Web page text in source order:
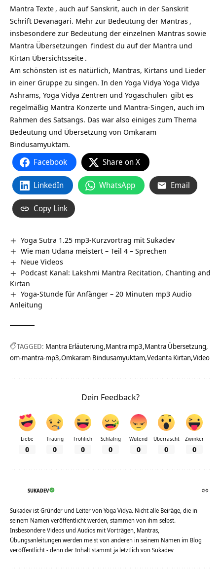
Mantra Texte , auch auf Sanskrit, auch in der Sanskrit
Schrift Devanagari. Mehr zur Bedeutung der Mantras ,
insbesondere zur Bedeutung der einzelnen Mantras sowie
Mantra Übersetzungen findest du aufder Mantra und
Kirtan Übersichtsseite .
Am schönsten ist es natürlich, Mantras, Kirtans und Lieder
in einer Gruppe zu singen. In den Yoga Vidya Yoga Vidya
Ashrams, Yoga Vidya Zentren und Yogaschulen gibt es
regelmäßig Mantra Konzerte und Mantra-Singen, auch im
Rahmen des Satsangs. Das war also einiges zum Thema
Bedeutung und Übersetzung von Omkaram
Bindusamyuktam.
Facebook Share on X
LinkedIn WhatsApp Email
Copy Link
Yoga Sutra 1.25 mp3-Kurzvortrag mit Sukadev
Wie man Udana meistert – Teil 4 – Sprechen
Neue Videos
Podcast Kanal: Lakshmi Mantra Recitation, Chanting and
Kirtan
Yoga-Stunde für Anfänger – 20 Minuten mp3 Audio
Anleitung
TAGGED: Mantra Erläuterung Mantra mp3 Mantra Übersetzung
om-mantra-mp3 Omkaram Bindusamyuktam Vedanta Kirtan Video
Dein Feedback?
Liebe
0
Traurig
0
Fröhlich
0
Schläfrig
0
Wütend
0
Überrascht
0
Zwinker
0
SUKADEV
Sukadev ist Gründer und Leiter von Yoga Vidya. Nicht alle Beiräge, die in
seinem Namen veröffentlicht werden, stammen von ihm selbst.
Insbesondere Videos und Audios mit Vorträgen, Mantras,
Übungsanleitungen werden meist von anderen in seinem Namen im Blog
veröffentlicht - denn der Inhalt stammt ja letztlich von Sukadev